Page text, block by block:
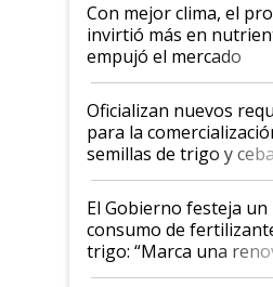
Con mejor clima, el
invirtió más en
empujó el mercado
Oficializan nuevos
para la
semillas de trigo y
granel
El Gobierno festeja
consumo de
trigo: “Marca una
confianza de los